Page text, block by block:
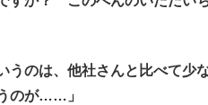
のは、他社さんと比べて少
のが……」